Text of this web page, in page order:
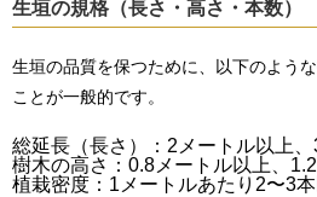
生垣の規格（長さ・高さ・本数）
生垣の品質を保つために、以下のよう
ことが一般的です。
総延長（長さ）：2メートル以上
樹木の高さ：0.8メートル以上、
植栽密度：1メートルあたり2〜3